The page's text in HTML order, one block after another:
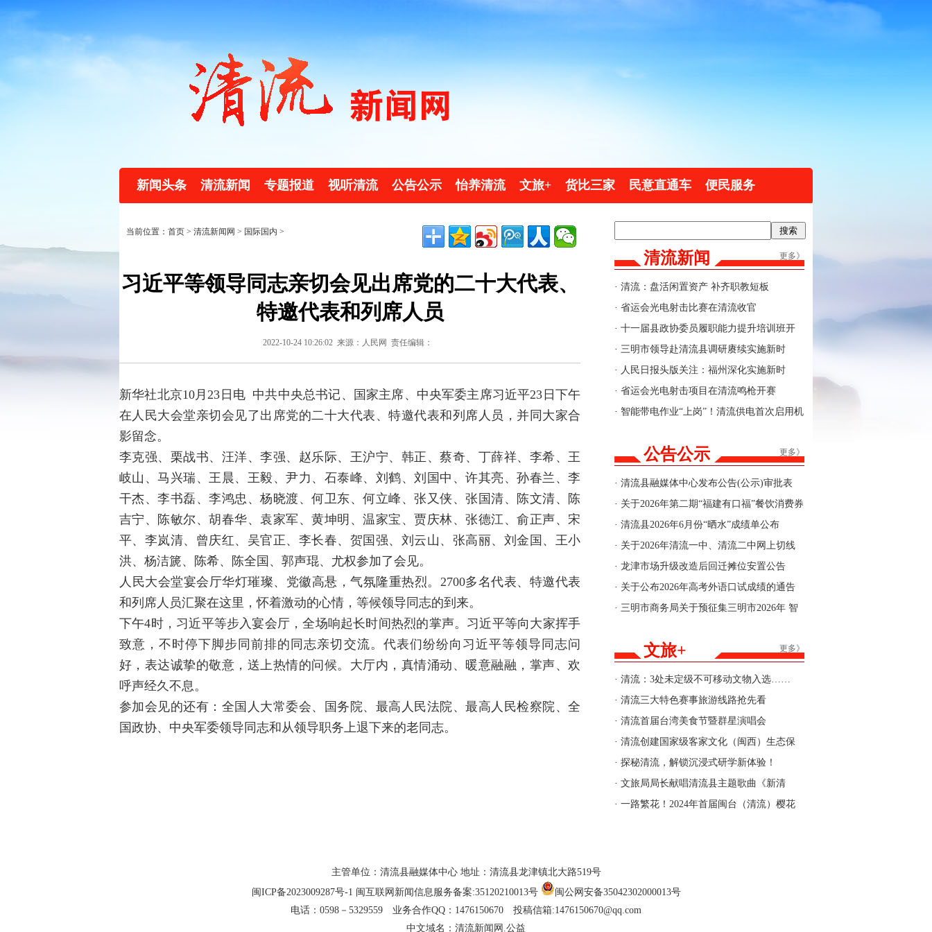
新闻头条 清流新闻 专题报道 视听清流 公告公示 怡养清流 文旅+ 货比三家 民意直通车 便民服务
更多》
清流新闻
· 清流：盘活闲置资产 补齐职教短板
· 省运会光电射击比赛在清流收官
· 十一届县政协委员履职能力提升培训班开
班
· 三明市领导赴清流县调研赓续实施新时
代“堡垒工程”及群众身边不正之风和腐败问
题集中整治工作
· 人民日报头版关注：福州深化实施新时
代“堡垒工程”
· 省运会光电射击项目在清流鸣枪开赛
· 智能带电作业“上岗”！清流供电首次启用机
更多》
公告公示
· 清流县融媒体中心发布公告(公示)审批表
· 关于2026年第二期“福建有口福”餐饮消费券
商户报名的公告
· 清流县2026年6月份“晒水”成绩单公布
· 关于2026年清流一中、清流二中网上切线
招生结果的公告
· 龙津市场升级改造后回迁摊位安置公告
· 关于公布2026年高考外语口试成绩的通告
· 三明市商务局关于预征集三明市2026年 智
更多》
文旅+
· 清流：3处未定级不可移动文物入选……
· 清流三大特色赛事旅游线路抢先看
· 清流首届台湾美食节暨群星演唱会
· 清流创建国家级客家文化（闽西）生态保
护区“官宣”
· 探秘清流，解锁沉浸式研学新体验！
· 文旅局局长献唱清流县主题歌曲《新清
流》！
· 一路繁花！2024年首届闽台（清流）樱花
当前位置：首页 > 清流新闻网 > 国际国内 >
习近平等领导同志亲切会见出席党的二十大代表、
特邀代表和列席人员
2022-10-24 10:26:02 来源：人民网 责任编辑：
新华社北京10月23日电 中共中央总书记、国家主席、中央军委主席习近平23日下午
在人民大会堂亲切会见了出席党的二十大代表、特邀代表和列席人员，并同大家合
影留念。
李克强、栗战书、汪洋、李强、赵乐际、王沪宁、韩正、蔡奇、丁薛祥、李希、王
岐山、马兴瑞、王晨、王毅、尹力、石泰峰、刘鹤、刘国中、许其亮、孙春兰、李
干杰、李书磊、李鸿忠、杨晓渡、何卫东、何立峰、张又侠、张国清、陈文清、陈
吉宁、陈敏尔、胡春华、袁家军、黄坤明、温家宝、贾庆林、张德江、俞正声、宋
平、李岚清、曾庆红、吴官正、李长春、贺国强、刘云山、张高丽、刘金国、王小
洪、杨洁篪、陈希、陈全国、郭声琨、尤权参加了会见。
人民大会堂宴会厅华灯璀璨、党徽高悬，气氛隆重热烈。2700多名代表、特邀代表
和列席人员汇聚在这里，怀着激动的心情，等候领导同志的到来。
下午4时，习近平等步入宴会厅，全场响起长时间热烈的掌声。习近平等向大家挥手
致意，不时停下脚步同前排的同志亲切交流。代表们纷纷向习近平等领导同志问
好，表达诚挚的敬意，送上热情的问候。大厅内，真情涌动、暖意融融，掌声、欢
呼声经久不息。
参加会见的还有：全国人大常委会、国务院、最高人民法院、最高人民检察院、全
国政协、中央军委领导同志和从领导职务上退下来的老同志。
主管单位：清流县融媒体中心 地址：清流县龙津镇北大路519号
闽ICP备2023009287号-1 闽互联网新闻信息服务备案:35120210013号
闽公网安备35042302000013号
电话：0598－5329559 业务合作QQ：1476150670 投稿信箱:1476150670@qq.com
中文域名：清流新闻网.公益